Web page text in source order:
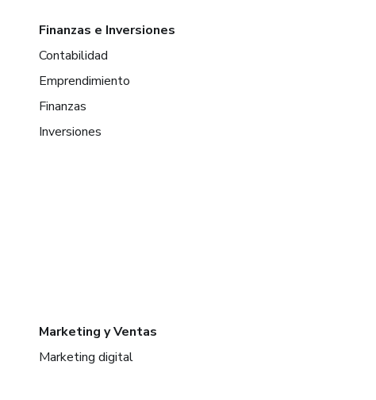
Finanzas e Inversiones
Contabilidad
Emprendimiento
Finanzas
Inversiones
Marketing y Ventas
Marketing digital